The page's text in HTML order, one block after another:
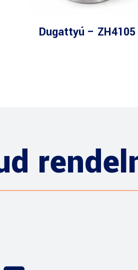
Dugattyú – ZH4105